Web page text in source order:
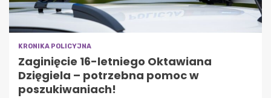
KRONIKA POLICYJNA
Zaginięcie 16-letniego Oktawiana
Dzięgiela – potrzebna pomoc w
poszukiwaniach!